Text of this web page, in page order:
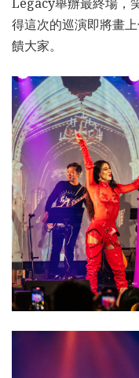
Legacy舉辦最終場，
得這次的巡演即將畫
饋大家。